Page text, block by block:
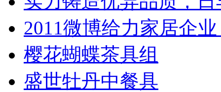
2011微博给力家居企
樱花蝴蝶茶具组
盛世牡丹中餐具